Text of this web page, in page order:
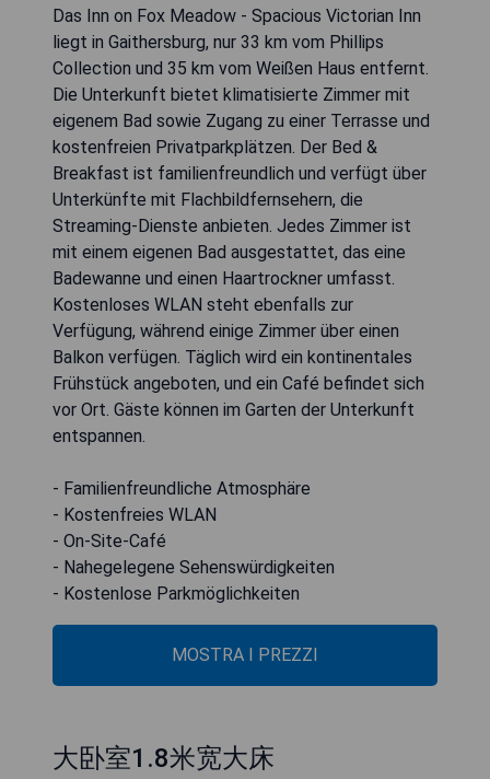
Das Inn on Fox Meadow - Spacious Victorian Inn
liegt in Gaithersburg, nur 33 km vom Phillips
Collection und 35 km vom Weißen Haus entfernt.
Die Unterkunft bietet klimatisierte Zimmer mit
eigenem Bad sowie Zugang zu einer Terrasse und
kostenfreien Privatparkplätzen. Der Bed &
Breakfast ist familienfreundlich und verfügt über
Unterkünfte mit Flachbildfernsehern, die
Streaming-Dienste anbieten. Jedes Zimmer ist
mit einem eigenen Bad ausgestattet, das eine
Badewanne und einen Haartrockner umfasst.
Kostenloses WLAN steht ebenfalls zur
Verfügung, während einige Zimmer über einen
Balkon verfügen. Täglich wird ein kontinentales
Frühstück angeboten, und ein Café befindet sich
vor Ort. Gäste können im Garten der Unterkunft
entspannen.
- Familienfreundliche Atmosphäre
- Kostenfreies WLAN
- On-Site-Café
- Nahegelegene Sehenswürdigkeiten
- Kostenlose Parkmöglichkeiten
MOSTRA I PREZZI
大卧室1.8米宽大床